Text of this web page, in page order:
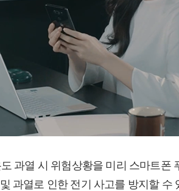
과열 시 위험상황을 미리 스마트폰
과열로 인한 전기 사고를 방지할 수